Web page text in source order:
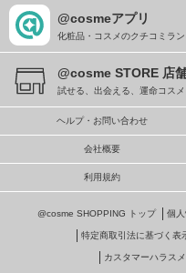
@cosmeアプリ
化粧品・コスメのクチコミラ
@cosme STORE 店
試せる、出会える、運命コスメ
ヘルプ・お問い合わせ
会社概要
利用規約
@cosme SHOPPING トップ 個
特定商取引法に基づく表
カスタマーハラス